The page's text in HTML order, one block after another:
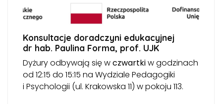
Konsultacje doradczyni edukacyjnej
dr hab. Paulina Forma, prof. UJK
Dyżury odbywają się wczwartkiw godzinach
od 12:15 do 15:15 na Wydziale Pedagogiki
i Psychologii (ul. Krakowska 11) w pokoju 113.